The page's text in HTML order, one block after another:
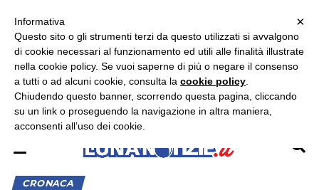
ASCOLTA RADIO LUNA
CRONACA
×
×
Informativa
Questo sito o gli strumenti terzi da questo utilizzati si avvalgono
di cookie necessari al funzionamento ed utili alle finalità illustrate
nella cookie policy. Se vuoi saperne di più o negare il consenso
a tutti o ad alcuni cookie, consulta la cookie policy
Chiudendo questo banner, scorrendo questa pagina, cliccando
su un link o proseguendo la navigazione in altra maniera,
acconsenti all’uso dei cookie.